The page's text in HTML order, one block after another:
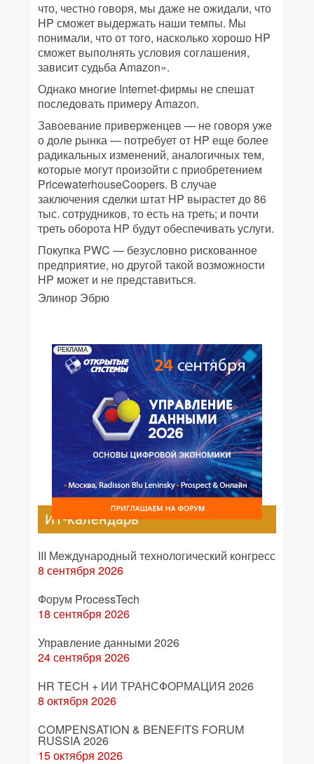
что, честно говоря, мы даже не ожидали, что
HP сможет выдержать наши темпы. Мы
понимали, что от того, насколько хорошо HP
сможет выполнять условия соглашения,
зависит судьба Amazon».
Однако многие Internet-фирмы не спешат
последовать примеру Amazon.
Завоевание приверженцев — не говоря уже
о доле рынка — потребует от HP еще более
радикальных изменений, аналогичных тем,
которые могут произойти с приобретением
PricewaterhouseCoopers. В случае
заключения сделки штат HP вырастет до 86
тыс. сотрудников, то есть на треть; и почти
треть оборота HP будут обеспечивать услуги.
Покупка PWC — безусловно рискованное
предприятие, но другой такой возможности
HP может и не представиться.
Элинор Эбрю
РЕКЛАМА
ИТ-календарь
III Международный технологический конгресс
8 сентября 2026
Форум ProcessTech
18 сентября 2026
Управление данными 2026
24 сентября 2026
HR TECH + ИИ ТРАНСФОРМАЦИЯ 2026
8 октября 2026
COMPENSATION & BENEFITS FORUM
RUSSIA 2026
15 октября 2026